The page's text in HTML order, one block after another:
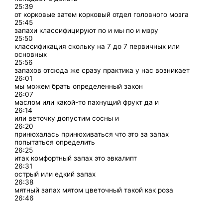
25:39
от корковые затем корковый отдел головного мозга
25:45
запахи классифицируют по и мы по и мэру
25:50
классификация скольку на 7 до 7 первичных или
основных
25:56
запахов отсюда же сразу практика у нас возникает
26:01
мы можем брать определенный закон
26:07
маслом или какой-то пахнущий фрукт да и
26:14
или веточку допустим сосны и
26:20
принюхалась принюхиваться что это за запах
попытаться определить
26:25
итак комфортный запах это эвкалипт
26:31
острый или едкий запах
26:38
мятный запах мятом цветочный такой как роза
26:46